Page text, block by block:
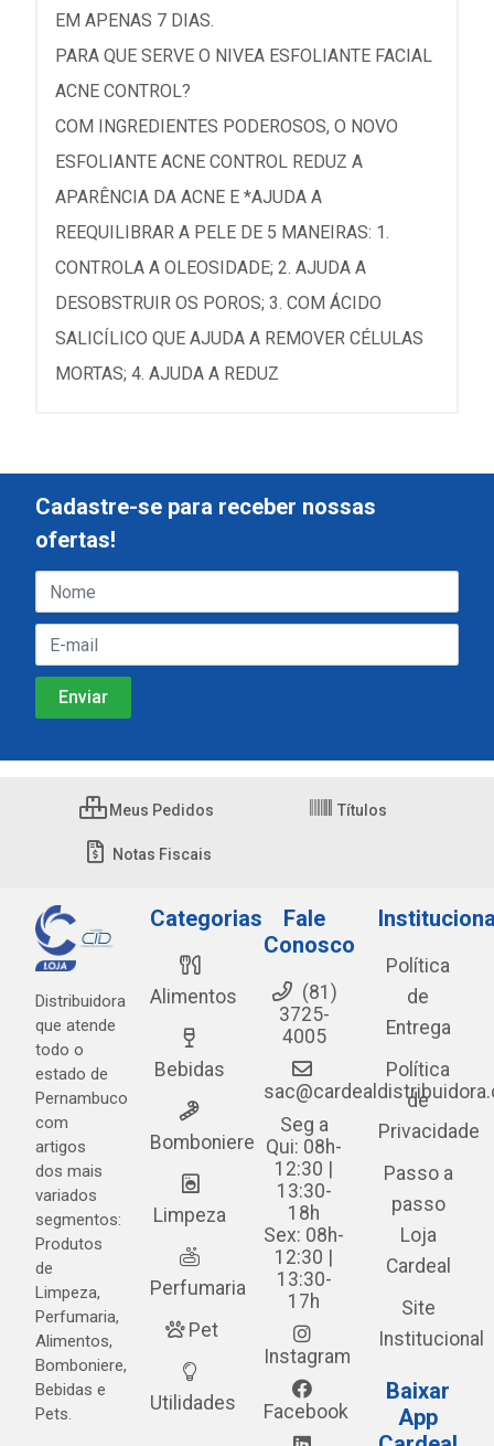
EM APENAS 7 DIAS.
PARA QUE SERVE O NIVEA ESFOLIANTE FACIAL
ACNE CONTROL?
COM INGREDIENTES PODEROSOS, O NOVO
ESFOLIANTE ACNE CONTROL REDUZ A
APARÊNCIA DA ACNE E *AJUDA A
REEQUILIBRAR A PELE DE 5 MANEIRAS: 1.
CONTROLA A OLEOSIDADE; 2. AJUDA A
DESOBSTRUIR OS POROS; 3. COM ÁCIDO
SALICÍLICO QUE AJUDA A REMOVER CÉLULAS
MORTAS; 4. AJUDA A REDUZ
Cadastre-se para receber nossas
ofertas!
Meus Pedidos Títulos
Notas Fiscais
Distribuidora
que atende
todo o
estado de
Pernambuco
com
artigos
dos mais
variados
segmentos:
Produtos
de
Limpeza,
Perfumaria,
Alimentos,
Bomboniere,
Bebidas e
Pets.
Categorias
Alimentos
Bebidas
Bomboniere
Limpeza
Perfumaria
Pet
Utilidades
Fale
Conosco
(81)
3725-
4005
Seg a
Qui: 08h-
12:30 |
13:30-
18h
Sex: 08h-
12:30 |
13:30-
17h
Instagram
Facebook
Política
de
Entrega
Política
de
Privacidade
Passo a
passo
Loja
Cardeal
Site
Institucional
Baixar
App